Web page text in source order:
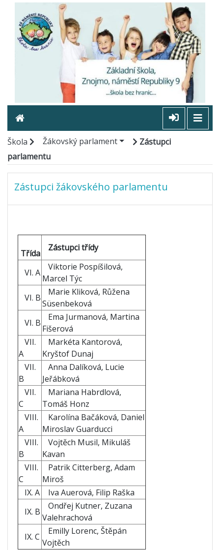
Škola Žákovský parlament
Zástupci
parlamentu
Zástupci žákovského parlamentu
Třída
Zástupci třídy
VI. A
Viktorie Pospíšilová,
Marcel Týc
VI. B
Marie Kliková, Růžena
Süsenbeková
VI. B
Ema Jurmanová, Martina
Fišerová
VII.
A
Markéta Kantorová,
Kryštof Dunaj
VII.
B
Anna Dalíková, Lucie
Jeřábková
VII.
C
Mariana Habrdlová,
Tomáš Honz
VIII.
A
Karolína Bačáková, Daniel
Miroslav Guarducci
VIII.
B
Vojtěch Musil, Mikuláš
Kavan
VIII.
C
Patrik Citterberg, Adam
Miroš
IX. A
Iva Auerová, Filip Raška
IX. B
Ondřej Kutner, Zuzana
Valehrachová
IX. C
Emilly Lorenc, Štěpán
Vojtěch